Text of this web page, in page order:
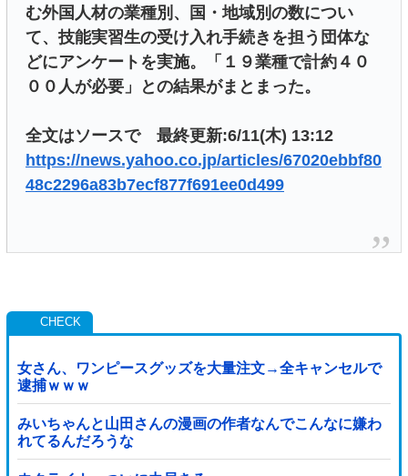
む外国人材の業種別、国・地域別の数につい
て、技能実習生の受け入れ手続きを担う団体な
どにアンケートを実施。「１９業種で計約４０
００人が必要」との結果がまとまった。
全文はソースで 最終更新:6/11(木) 13:12
https://news.yahoo.co.jp/articles/67020ebbf80
48c2296a83b7ecf877f691ee0d499
女さん、ワンピースグッズを大量注文→全キャンセルで
逮捕ｗｗｗ
みいちゃんと山田さんの漫画の作者なんでこんなに嫌わ
れてるんだろうな